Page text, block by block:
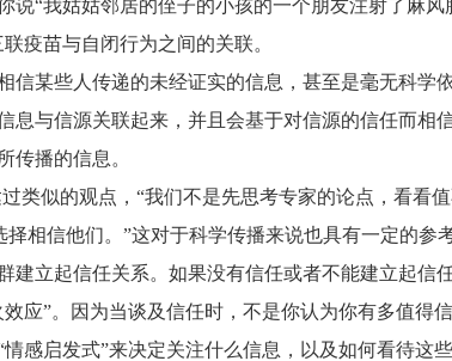
说“我姑姑邻居的侄子的小孩的一个朋友注射了麻风
疫苗与自闭行为之间的关联。
信某些人传递的未经证实的信息，甚至是毫无科学
息与信源关联起来，并且会基于对信源的信任而相
传播的信息。
类似的观点，“我们不是先思考专家的论点，看看
相信他们。”这对于科学传播来说也具有一定的参
建立起信任关系。如果没有信任或者不能建立起信
应”。因为当谈及信任时，不是你认为你有多值得
感启发式”来决定关注什么信息，以及如何看待这些